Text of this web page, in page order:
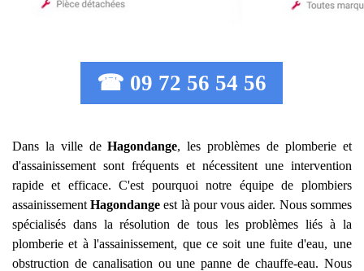
☎ 09 72 56 54 56
Dans la ville deHagondange, les problèmes de plomberie et
d'assainissement sont fréquents et nécessitent une intervention
rapide et efficace. C'est pourquoi notre équipe de plombiers
assainissementHagondange est là pour vous aider. Nous sommes
spécialisés dans la résolution de tous les problèmes liés à la
plomberie et à l'assainissement, que ce soit une fuite d'eau, une
obstruction de canalisation ou une panne de chauffe-eau. Nous